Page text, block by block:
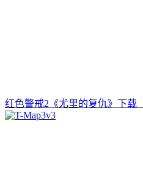
红色警戒2《尤里的复仇》下载